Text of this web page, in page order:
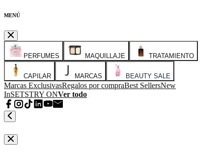
MENÚ
PERFUMES MAQUILLAJE TRATAMIENTO
CAPILAR MARCAS BEAUTY SALE
Marcas ExclusivasRegalos por compraBest SellersNew
InSETSTRY ONVer todo